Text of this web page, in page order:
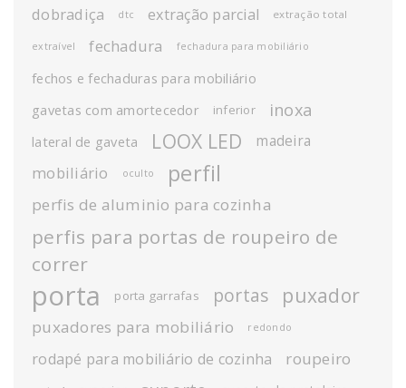
dobradiça dtc extração parcial extração total
extraível fechadura fechadura para mobiliário
fechos e fechaduras para mobiliário
gavetas com amortecedor
inferior inoxa
lateral de gaveta LOOX LED madeira
mobiliário oculto perfil
perfis de aluminio para cozinha
perfis para portas de roupeiro de
correr
porta porta garrafas portas puxador
puxadores para mobiliário redondo
rodapé para mobiliário de cozinha roupeiro